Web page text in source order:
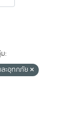
:
ะอุทกภัย